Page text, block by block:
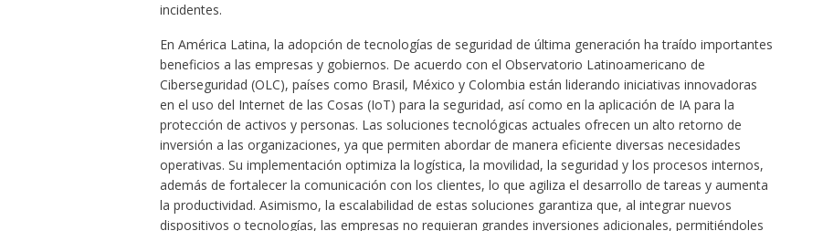
incidentes.
En América Latina, la adopción de tecnologías de seguridad de última generación ha traído importantes
beneficios a las empresas y gobiernos. De acuerdo con el Observatorio Latinoamericano de
Ciberseguridad (OLC), países como Brasil, México y Colombia están liderando iniciativas innovadoras
en el uso del Internet de las Cosas (IoT) para la seguridad, así como en la aplicación de IA para la
protección de activos y personas. Las soluciones tecnológicas actuales ofrecen un alto retorno de
inversión a las organizaciones, ya que permiten abordar de manera eficiente diversas necesidades
operativas. Su implementación optimiza la logística, la movilidad, la seguridad y los procesos internos,
además de fortalecer la comunicación con los clientes, lo que agiliza el desarrollo de tareas y aumenta
la productividad. Asimismo, la escalabilidad de estas soluciones garantiza que, al integrar nuevos
dispositivos o tecnologías, las empresas no requieran grandes inversiones adicionales, permitiéndoles